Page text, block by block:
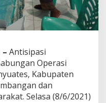
Antisipasi
Operasi
Kabupaten
dan
Selasa (8/6/2021)